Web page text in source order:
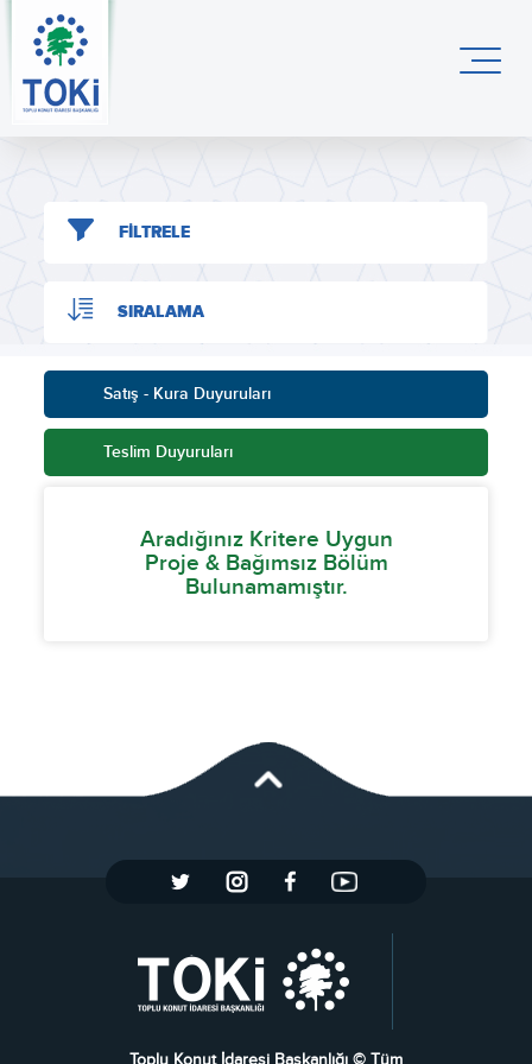
FİLTRELE
SIRALAMA
Satış - Kura Duyuruları
Teslim Duyuruları
Aradığınız Kritere Uygun
Proje & Bağımsız Bölüm
Bulunamamıştır.